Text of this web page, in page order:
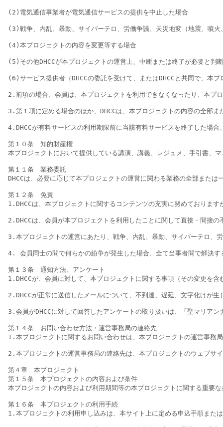
(2)電気通信事業者が電気通信サービスの提供を中止した場合
(3)戦争、内乱、暴動、サイバーテロ、労働争議、天災地変（地震、噴
(4)本プロジェクトの内容を変更等する場合
(5)その他DHCCが本プロジェクトの運営上、中断または終了が必要と判
(6)サービス提供者（DHCCの委託を受けて、またはDHCCと共同で、本
2.前項の場合、会員は、本プロジェクトを利用できなくなったり、本プ
3.第１項に定める場合のほか、DHCCは、本プロジェクトの内容の全部
4.DHCCが有料サービスの利用期限前に当該有料サービスを終了した場
第１０条　知的財産権
本プロジェクトにおいて提供している講演、講義、レジュメ、手引書、
第１１条　業務委託
DHCCは、必要に応じて本プロジェクトの運営に関わる業務の全部また
第１２条　免責
1.DHCCは、本プロジェクトに関するコンテンツの充実に努めておりま
2.DHCCは、会員が本プロジェクトを利用したことに関して直接・間接
3.本プロジェクトの運営にあたり、戦争、内乱、暴動、サイバーテロ、
4. 会員同士の間で何らかの紛争が発生した場合、全て当事者間で解決す
第１３条　通知方法、アンケート
1.DHCCが、会員に対して、本プロジェクトに関する事項（その変更を
2.DHCCが正常に送信したメールについて、不到達、遅延、文字化けが
3.会員がDHCCに対して回答したアンケートの取り扱いは、「聖
第１４条　お問い合わせ方法・運営事務局の連絡先
1.本プロジェクトに関するお問い合わせは、本プロジェクトの運営事務
2.本プロジェクトの運営事務局の連絡先は、本プロジェクトのウェブサ
第４章　本プロジェクト
第１５条　本プロジェクトの内容および条件
本プロジェクトの内容および利用期間等の本プロジェクトに関する重要
第１６条　本プロジェクトの利用手続
1.本プロジェクトの利用申し込みは、本サイト上に定める申込手順また